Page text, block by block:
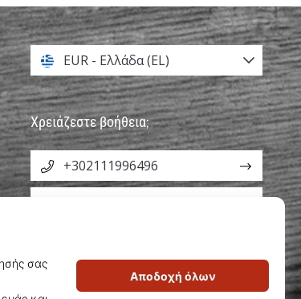
EUR - Ελλάδα (EL)
Χρειάζεστε βοήθεια;
+302111996496